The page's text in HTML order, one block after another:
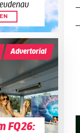
FQ26:
Advertorial